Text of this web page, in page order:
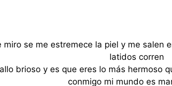
miro se me estremece la piel y me salen
latidos corren
brioso y es que eres lo más hermoso
conmigo mi mundo es